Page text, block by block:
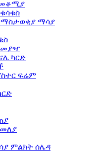
መቆሚያ
ማስታወቂያ ማሳያ
መያዣ
ካርድ
ፍሬም
ምልክት ሰሌዳ